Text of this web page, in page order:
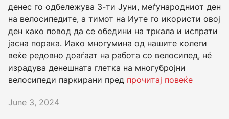
денес го одбележува 3-ти Јуни, меѓународниот ден
на велосипедите, а тимот на Иуте го икористи овој
ден како повод да се обедини на тркала и испрати
јасна порака. Иако многумина од нашите колеги
веќе редовно доаѓаат на работа со велосипед, нé
израдува денешната глетка на многубројни
велосипеди паркирани пред прочитај повеќе
June 3, 2024